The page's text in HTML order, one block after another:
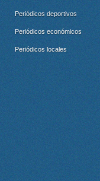
Periódicos deportivos
Periódicos económicos
Periódicos locales